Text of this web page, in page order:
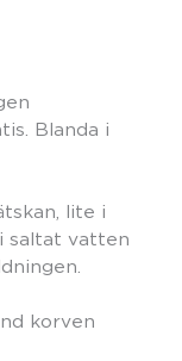
Blanda i
lite i
saltat vatten
korven